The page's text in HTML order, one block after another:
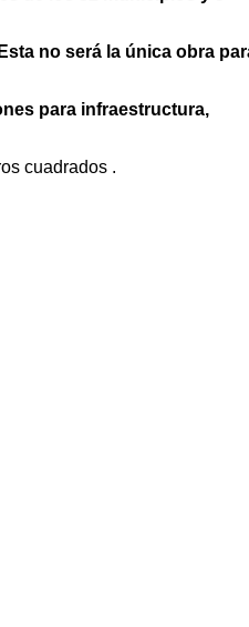
Esta no será la única obra
para infraestructura,
cuadrados .